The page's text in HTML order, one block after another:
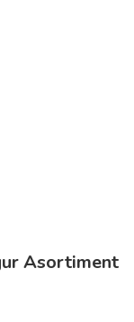
Asortiment